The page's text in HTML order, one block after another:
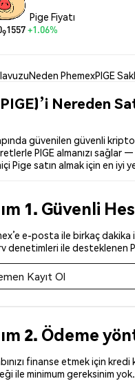
Pige Fiyatı
91557+1.06%
Neden PhemexPIGE
Nereden
güvenilen güvenli kripto
PIGE almanızı sağlar
Pige satın almak için en iyi
1. Güvenli
e-posta ile birkaç dakika
denetimleri ile desteklenen
Kayıt Ol
2. Ödeme
finanse etmek için
ile minimum gereksinim yok.